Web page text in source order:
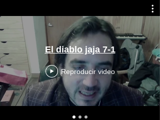
El diablo jaja 7-1
Reproducir video